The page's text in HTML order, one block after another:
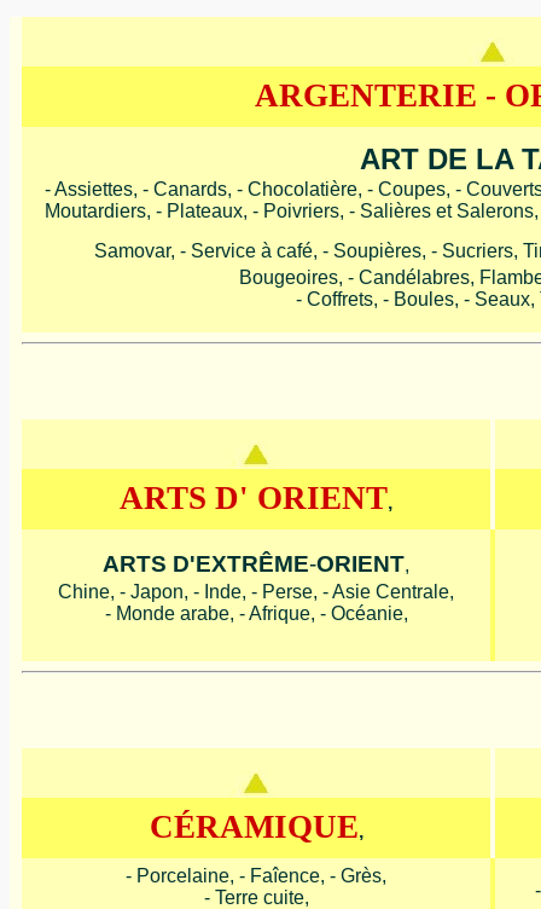
ARGENTERIE -
ART DE LA
- Assiettes, - Canards, - Chocolatière, - Coupes, -
Moutardiers, - Plateaux, - Poivriers, - Salières et
Samovar, - Service à café, - Soupières, - Sucriers,
Bougeoires, - Candélabres,
- Coffrets, - Boules, - Seaux,
ARTS D' ORIENT,
ARTS D'EXTRÊME-ORIENT,
Chine, - Japon, - Inde, - Perse, - Asie Centrale,
- Monde arabe, - Afrique, - Océanie,
CÉRAMIQUE,
- Porcelaine, - Faîence, - Grès,
- Terre cuite,